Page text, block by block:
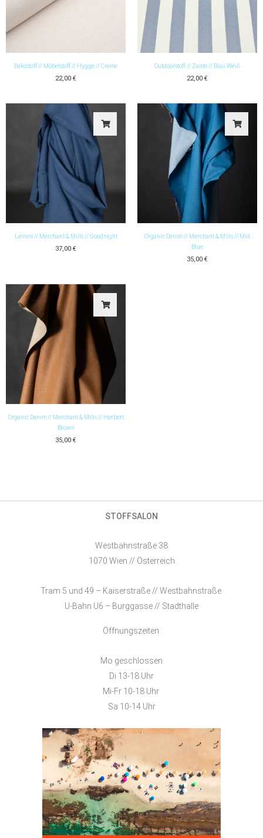
Dekostoff // Möbelstoff // Hygge // Creme
22,00 €
Outdoorstoff // Zante // Blau Weiß
22,00 €
Leinen // Merchant & Mills // Goodnight
37,00 €
Organic Denim // Merchant & Mills // Mid
Blue
35,00 €
Organic Denim // Merchant & Mills // Herbert
Brown
35,00 €
STOFFSALON
Westbahnstraße 38
1070 Wien // Österreich
Tram 5 und 49 – Kaiserstraße // Westbahnstraße
U-Bahn U6 – Burggasse // Stadthalle
Öffnungszeiten:
Mo geschlossen
Di 13-18 Uhr
Mi-Fr 10-18 Uhr
Sa 10-14 Uhr